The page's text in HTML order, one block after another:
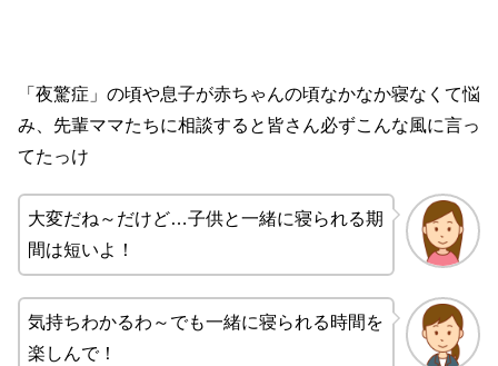
「夜驚症」の頃や息子が赤ちゃんの頃なかなか寝なくて悩
み、先輩ママたちに相談すると皆さん必ずこんな風に言っ
てたっけ
大変だね～だけど…子供と一緒に寝られる期
間は短いよ！
気持ちわかるわ～でも一緒に寝られる時間を
楽しんで！